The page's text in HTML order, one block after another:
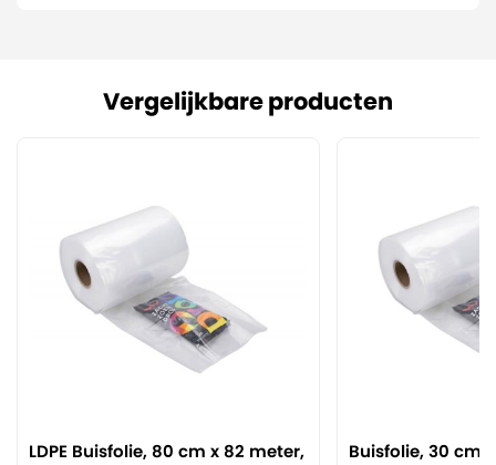
Vergelijkbare producten
LDPE Buisfolie, 80 cm x 82 meter,
Buisfolie, 30 cm